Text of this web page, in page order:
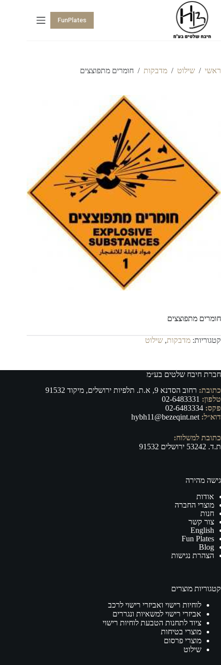
FunPlates
ראשי / שילוט / מדבקות / חומרים מתפוצצים
חומרים מתפוצצים
קטגוריות: מדבקות, שילוט
חברת חיבח שלטים בע״מ
כתובת: רחוב הסדנא 9, א.ת. תלפיות ירושלים, מיקוד 91532
טלפון: 02-6483331
פקס:
דוא״ל: hybh11@bezeqint.net
כתובת למשלוח:
ת.ד. 53242 ירושלים 91532
גישה מהירה
אודות
מוצרי החברה
חנות
צור קשר
English
Fun Plates
Blog
הצהרת נגישות
קטגוריות מוצרים
לוחיות רישוי ואביזרי רישוי לרכב
אביזרי רישוי למשאיות ונגררים
ציוד לתחנות הטבעת לוחיות רישוי
מוצרי בטיחות
מוצרי פרסום
שילוט